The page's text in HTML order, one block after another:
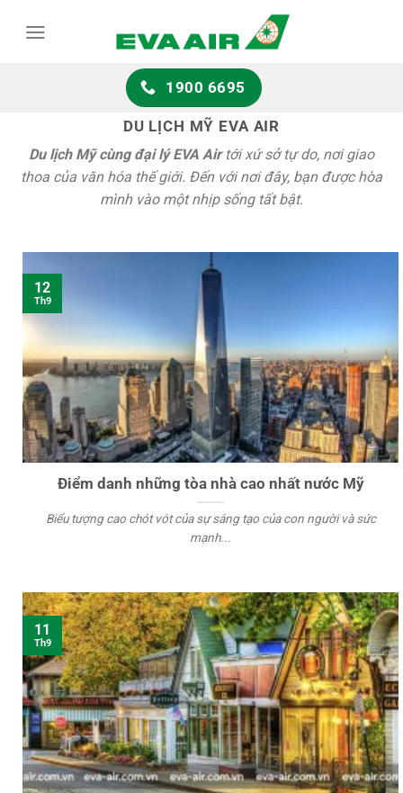
1900 6695
DU LỊCH MỸ EVA AIR
Du lịch Mỹ cùng đại lý EVA Airtới xứ sở tự do, nơi giao
thoa của văn hóa thế giới. Đến với nơi đây, bạn được hòa
mình vào một nhịp sống tất bật.
Điểm danh những tòa nhà cao nhất nước Mỹ
Biểu tượng cao chót vót của sự sáng tạo của con người và sức
mạnh...
12
Th9
11
Th9